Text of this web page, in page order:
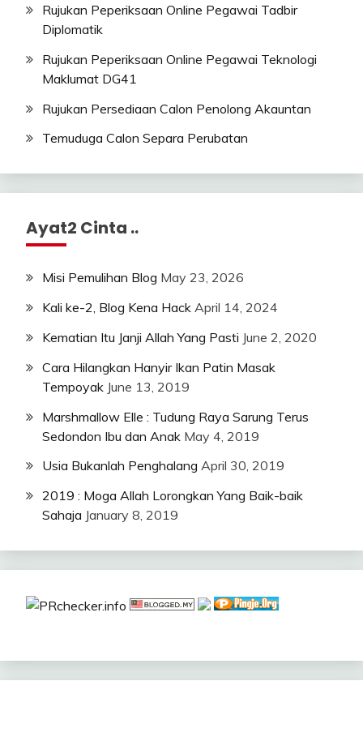
Rujukan Peperiksaan Online Pegawai Tadbir
Diplomatik
Rujukan Peperiksaan Online Pegawai Teknologi
Maklumat DG41
Rujukan Persediaan Calon Penolong Akauntan
Temuduga Calon Separa Perubatan
Ayat2 Cinta ..
Misi Pemulihan Blog May 23, 2026
Kali ke-2, Blog Kena Hack April 14, 2024
Kematian Itu Janji Allah Yang Pasti June 2, 2020
Cara Hilangkan Hanyir Ikan Patin Masak
Tempoyak June 13, 2019
Marshmallow Elle : Tudung Raya Sarung Terus
Sedondon Ibu dan Anak May 4, 2019
Usia Bukanlah Penghalang April 30, 2019
2019 : Moga Allah Lorongkan Yang Baik-baik
Sahaja January 8, 2019